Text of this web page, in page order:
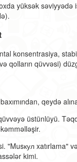
yüksək
konsentrasiya,
qolların qüvvəsi)
qeydə
üstünlüyü.
xatırlama"
kimi.